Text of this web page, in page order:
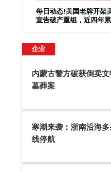
每日动态!美国老牌开架
宣告破产重组，近四年
企业
内蒙古警方破获倒卖
墓葬案
寒潮来袭：浙南沿海
线停航